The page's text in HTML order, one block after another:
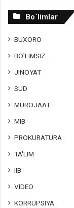
Bo`limlar
BUXORO
BO'LIMSIZ
JINOYAT
SUD
MUROJAAT
MIB
PROKURATURA
TA'LIM
IIB
VIDEO
KORRUPSIYA